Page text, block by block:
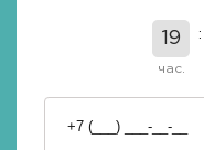
19
час.